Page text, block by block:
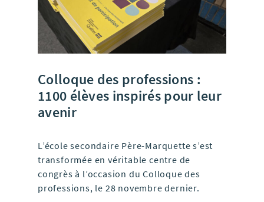
Colloque des professions :
1100 élèves inspirés pour leur
avenir
L’école secondaire Père-Marquette s’est
transformée en véritable centre de
congrès à l’occasion du Colloque des
professions, le 28 novembre dernier.